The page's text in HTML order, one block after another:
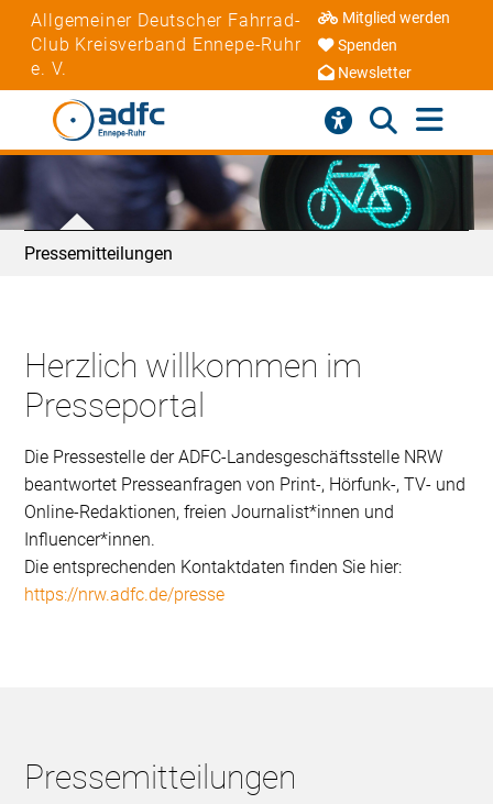
Allgemeiner Deutscher Fahrrad-
Club Kreisverband Ennepe-Ruhr
e. V.
Mitglied werden
Spenden
Newsletter
Pressemitteilungen
Herzlich willkommen im
Presseportal
Die Pressestelle der ADFC-Landesgeschäftsstelle NRW
beantwortet Presseanfragen von Print-, Hörfunk-, TV- und
Online-Redaktionen, freien Journalist*innen und
Influencer*innen.
Die entsprechenden Kontaktdaten finden Sie hier:
https://nrw.adfc.de/presse
Pressemitteilungen